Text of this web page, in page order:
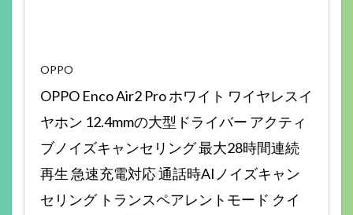
OPPO
OPPO Enco Air2 Pro ホワイト ワイヤレスイ
ヤホン 12.4mmの大型ドライバー アクティ
ブノイズキャンセリング 最大28時間連続
再生 急速充電対応 通話時AIノイズキャン
セリング トランスペアレントモード クイ